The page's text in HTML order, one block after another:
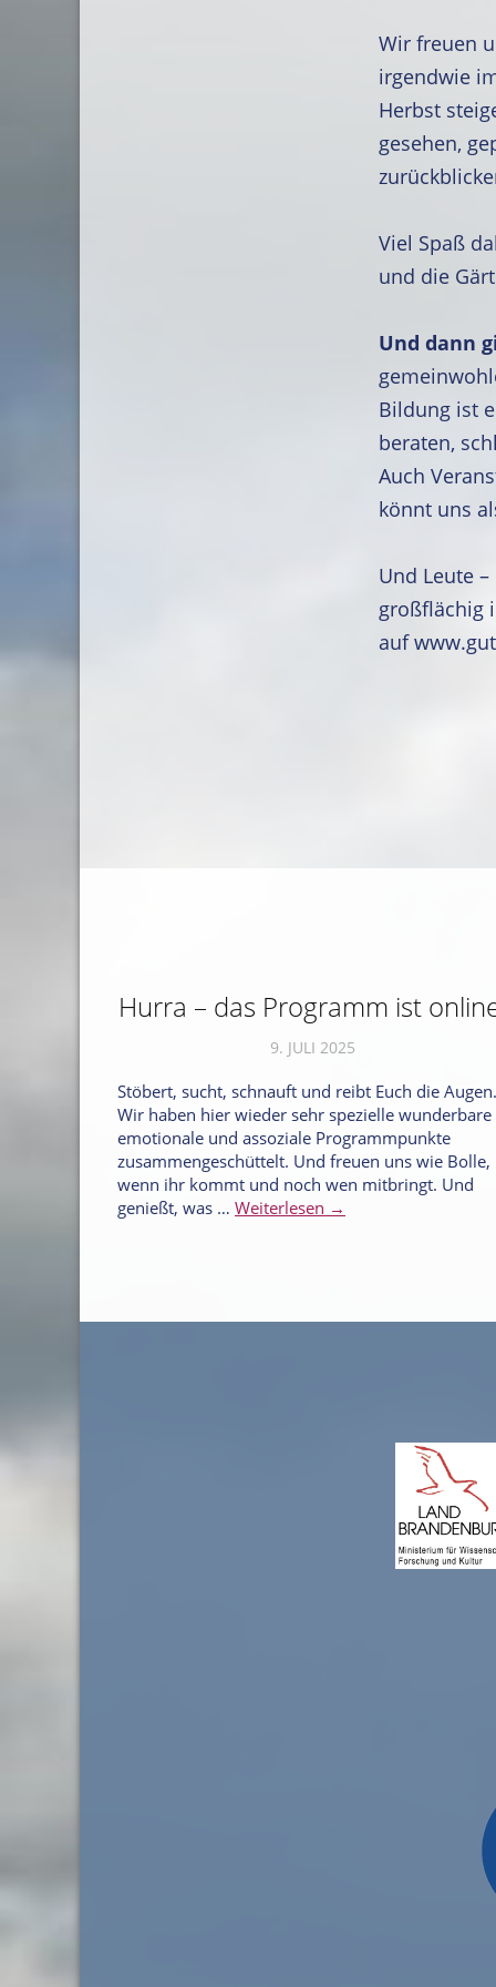
Wir freuen
irgendwie
Herbst
gesehen,
Viel Spaß
und die
Und dann
Bildung ist
beraten,
Auch
könnt uns
Und Leute
großflächig
auf
Hurra – das Programm ist
9. JULI 2025
Stöbert, sucht, schnauft und reibt Euch die Augen.
Wir haben hier wieder sehr spezielle wunderbare
emotionale und assoziale Programmpunkte
zusammengeschüttelt. Und freuen uns wie Bolle,
wenn ihr kommt und noch wen mitbringt. Und
genießt, was … Weiterlesen →